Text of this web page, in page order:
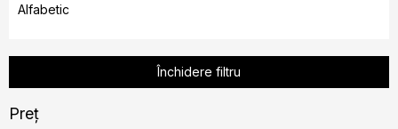
e
a
r
Alfabetic
Închidere filtru
Preţ